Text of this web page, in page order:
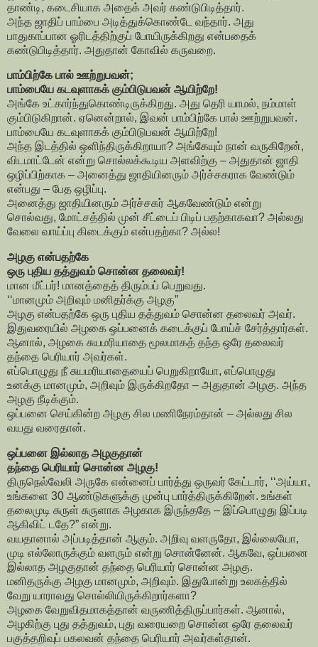
தாண்டி, கடைசியாக அதைக் அவர் கண்டுபிடித்தார்.
அந்த ஜாதிப் பாம்பை அடித்துக்கொண்டே வந்தார். அது
பாதுகாப்பான ஓரிடத்திற்குப் போயிருக்கிறது என்பதைக்
கண்டுபிடித்தார். அதுதான் கோவில் கருவறை.
பாம்பிற்கே பால் ஊற்றுபவன்;
பாம்பையே கடவுளாகக் கும்பிடுபவன் ஆயிற்றே!
அங்கே உட்கார்ந்துகொண்டிருக்கிறது. அது தெரி யாமல், நம்மாள்
கும்பிடுகிறான். ஏனென்றால், இவன் பாம்பிற்கே பால் ஊற்றுபவன்.
பாம்பையே கடவுளாகக் கும்பிடுபவன் ஆயிற்றே!
அந்த இடத்தில் ஒளிந்திருக்கிறாயா? அங்கேயும் நான் வருகிறேன்,
விடமாட்டேன் என்று சொல்லக்கூடிய அளவிற்கு – அதுதான் ஜாதி
ஒழிப்பிற்காக – அனைத்து ஜாதியினரும் அர்ச்சகராக வேண்டும்
என்பது – பேத ஒழிப்பு.
அனைத்து ஜாதியினரும் அர்ச்சகர் ஆகவேண்டும் என்று
சொல்வது, மோட்சத்தில் முன் சீட்டைப் பிடிப் பதற்காகவா? அல்லது
வேலை வாய்ப்பு கிடைக்கும் என்பதற்கா? அல்ல!
அழகு என்பதற்கே
ஒரு புதிய தத்துவம் சொன்ன தலைவர்!
மான மீட்பர்! மானத்தைத் திரும்பப் பெறுவது.
‘‘மானமும் அறிவும் மனிதர்க்கு அழகு”
அழகு என்பதற்கே ஒரு புதிய தத்துவம் சொன்ன தலைவர் அவர்.
இதுவரையில் அழகை ஒப்பனைக் கடைக்குப் போய்ச் சேர்த்தார்கள்.
ஆனால், அழகை சுயமரியாதை மூலமாகத் தந்த ஒரே தலைவர்
தந்தை பெரியார் அவர்கள்.
எப்பொழுது நீ சுயமரியாதையைப் பெறுகிறாயோ, எப்பொழுது
உனக்கு மானமும், அறிவும் இருக்கிறதோ – அதுதான் அழகு. அந்த
அழகு நீடிக்கும்.
ஒப்பனை செய்கின்ற அழகு சில மணிநேரம்தான் – அல்லது சில
வயது வரைதான்.
ஒப்பனை இல்லாத அழகுதான்
தந்தை பெரியார் சொன்ன அழகு!
திருநெல்வேலி அருகே என்னைப் பார்த்து ஒருவர் கேட்டார், ‘‘அய்யா,
உங்களை 30 ஆண்டுகளுக்கு முன்பு பார்த்திருக்கிறேன். உங்கள்
தலைமுடி சுருள் சுருளாக அழகாக இருந்ததே – இப்பொழுது இப்படி
ஆகிவிட் டதே?” என்று.
வயதானால் அப்படித்தான் ஆகும். அறிவு வளருதோ, இல்லையோ,
முடி எல்லோருக்கும் வளரும் என்று சொன்னேன். ஆகவே, ஒப்பனை
இல்லாத அழகுதான் தந்தை பெரியார் சொன்ன அழகு.
மனிதருக்கு அழகு மானமும், அறிவும். இதுபோன்று உலகத்தில்
வேறு யாராவது சொல்லியிருக்கிறார்களா?
அழகை வேறுவிதமாகத்தான் வருணித்திருப்பார்கள். ஆனால்,
அழகிற்கு புது தத்துவம், புது வரையறை சொன்ன ஒரே தலைவர்
பகுத்தறிவுப் பகலவன் தந்தை பெரியார் அவர்கள்தான்.